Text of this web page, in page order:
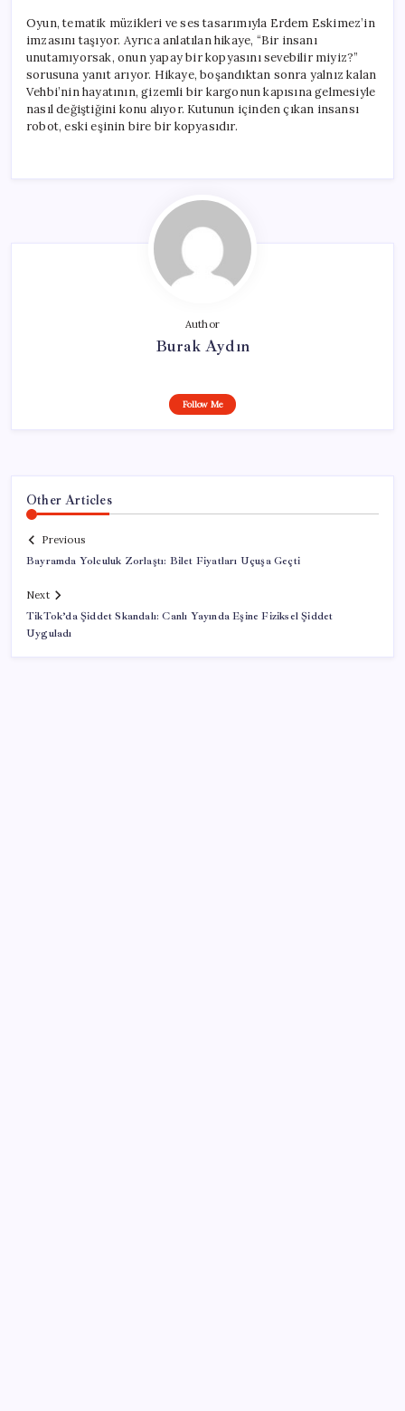
Oyun, tematik müzikleri ve ses tasarımıyla Erdem Eskimez’in
imzasını taşıyor. Ayrıca anlatılan hikaye, “Bir insanı
unutamıyorsak, onun yapay bir kopyasını sevebilir miyiz?”
sorusuna yanıt arıyor. Hikaye, boşandıktan sonra yalnız kalan
Vehbi’nin hayatının, gizemli bir kargonun kapısına gelmesiyle
nasıl değiştiğini konu alıyor. Kutunun içinden çıkan insansı
robot, eski eşinin bire bir kopyasıdır.
Author
Burak Aydın
Follow Me
Other Articles
Previous
Bayramda Yolculuk Zorlaştı: Bilet Fiyatları Uçuşa Geçti
Next
TikTok’da Şiddet Skandalı: Canlı Yayında Eşine Fiziksel Şiddet
Uyguladı